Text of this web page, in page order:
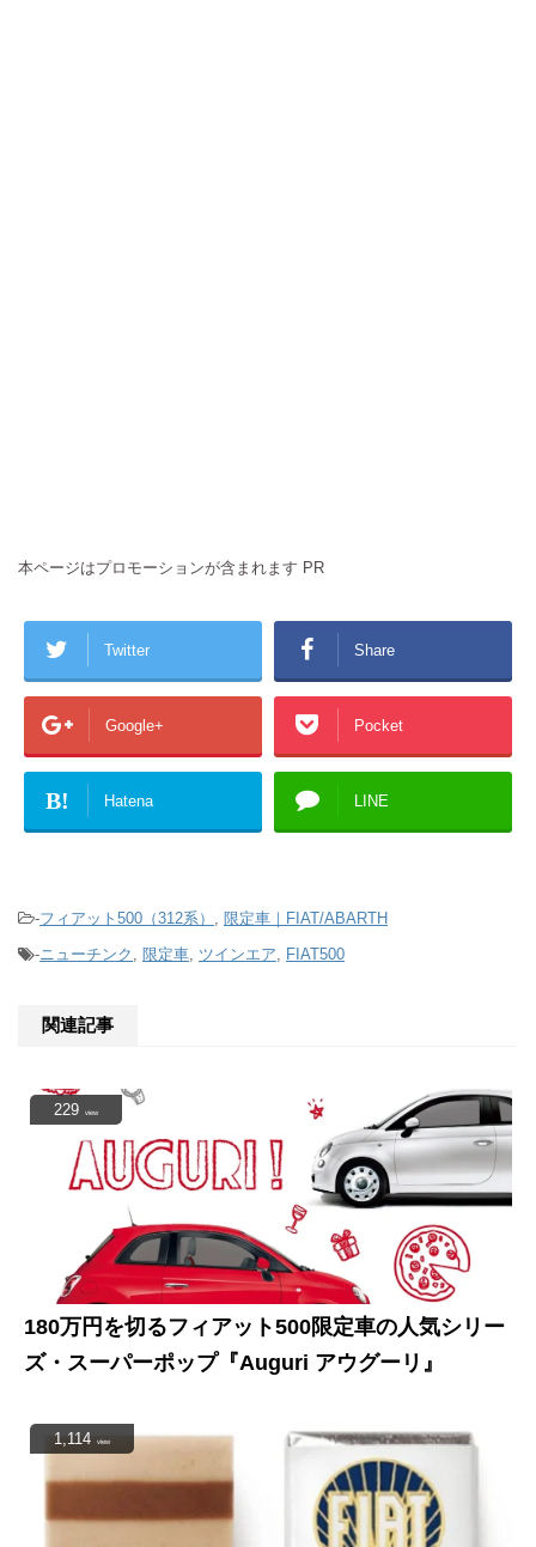
本ページはプロモーションが含まれます PR
Twitter Share
Google+ Pocket
B! Hatena LINE
-フィアット500（312系） , 限定車｜FIAT/ABARTH
-ニューチンク , 限定車, ツインエア, FIAT500
関連記事
229 view
180万円を切るフィアット500限定車の人気シリー
ズ・スーパーポップ『Auguri アウグーリ』
1,114 view